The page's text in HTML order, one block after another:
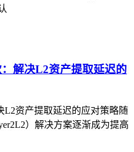
解决L2资产提取延迟的
L2资产提取延迟的应对策略随
）解决方案逐渐成为提高